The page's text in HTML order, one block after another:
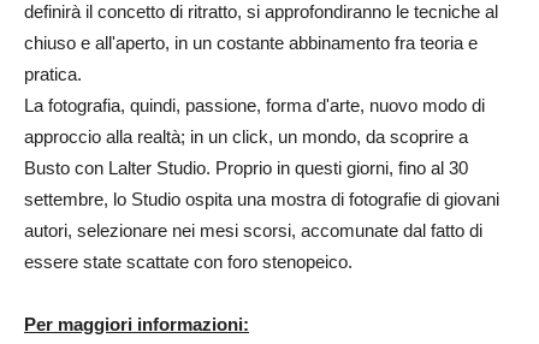
definirà il concetto di ritratto, si approfondiranno le tecniche al
chiuso e all'aperto, in un costante abbinamento fra teoria e
pratica.
La fotografia, quindi, passione, forma d'arte, nuovo modo di
approccio alla realtà; in un click, un mondo, da scoprire a
Busto con Lalter Studio. Proprio in questi giorni, fino al 30
settembre, lo Studio ospita una mostra di fotografie di giovani
autori, selezionare nei mesi scorsi, accomunate dal fatto di
essere state scattate con foro stenopeico.
Per maggiori informazioni: